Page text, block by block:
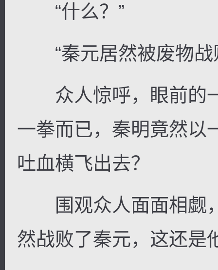
“什么？”
“秦元居然被废物战
众人惊呼，眼前的
一拳而已，秦明竟然以
吐血横飞出去？
围观众人面面相觑
然战败了秦元，这还是